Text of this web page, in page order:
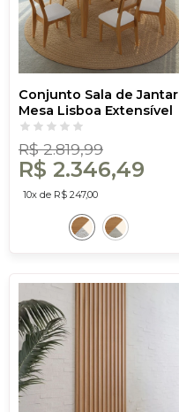
Conjunto Sala de Jantar
Mesa Lisboa Extensível
com 6 Cadeiras Tela
Sintética Freijó/Off
White/Césare Claro
R$ 2.819,99
R$ 2.346,49
10x de R$ 247,00